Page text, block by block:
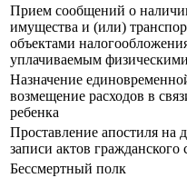
Прием сообщений о
имущества и (или)
объектами
уплачиваемым
Назначение
возмещение расходов в
ребенка
Проставление апостиля на
записи актов гражданского
Бессмертный полк